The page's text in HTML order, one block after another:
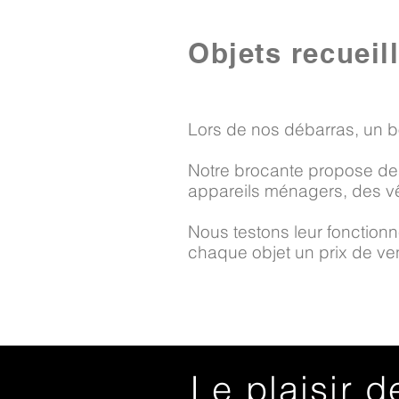
Objets
Lors de nos débarras, un
Notre brocante propose
appareils ménagers, des
Nous testons leur
chaque objet un prix de
Le plaisir